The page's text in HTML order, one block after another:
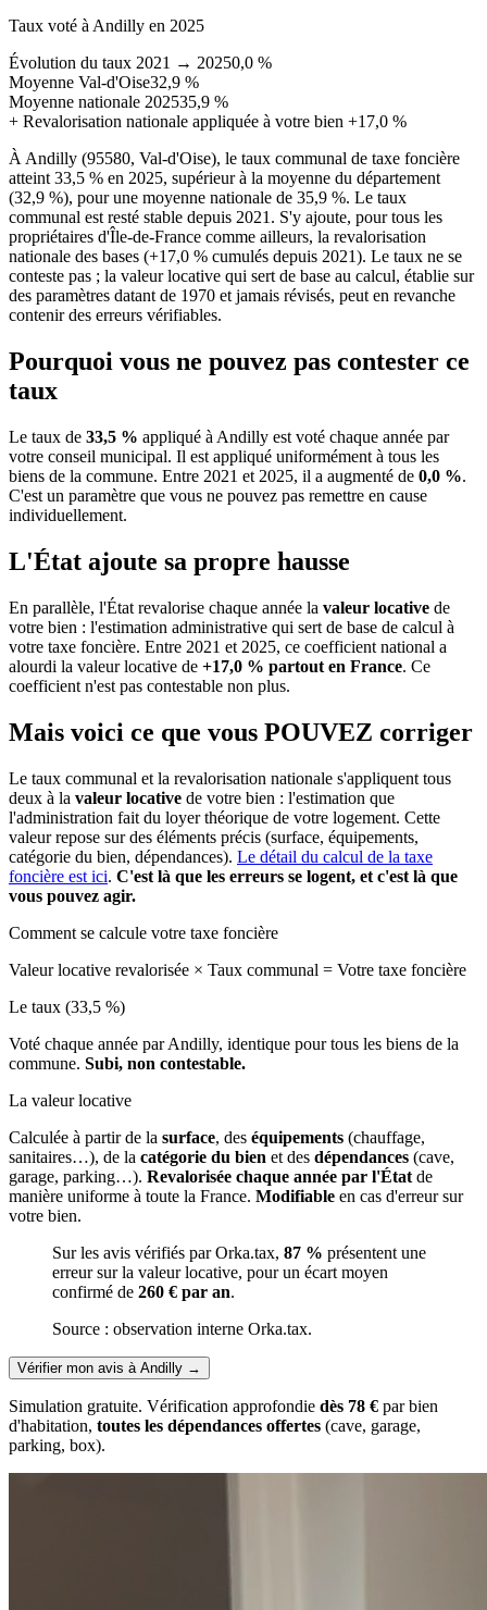
Taux voté à Andilly en 2025
Évolution du taux 2021 → 20250,0 %
Moyenne Val-d'Oise32,9 %
Moyenne nationale 202535,9 %
+ Revalorisation nationale appliquée à votre bien +17,0 %
À Andilly (95580, Val-d'Oise), le taux communal de taxe foncière
atteint 33,5 % en 2025, supérieur à la moyenne du département
(32,9 %), pour une moyenne nationale de 35,9 %. Le taux
communal est resté stable depuis 2021. S'y ajoute, pour tous les
propriétaires d'Île-de-France comme ailleurs, la revalorisation
nationale des bases (+17,0 % cumulés depuis 2021). Le taux ne se
conteste pas ; la valeur locative qui sert de base au calcul, établie sur
des paramètres datant de 1970 et jamais révisés, peut en revanche
contenir des erreurs vérifiables.
Pourquoi vous ne pouvez pas contester ce
taux
Le taux de 33,5 % appliqué à Andilly est voté chaque année par
votre conseil municipal. Il est appliqué uniformément à tous les
biens de la commune. Entre 2021 et 2025, il a augmenté de 0,0 %.
C'est un paramètre que vous ne pouvez pas remettre en cause
individuellement.
L'État ajoute sa propre hausse
En parallèle, l'État revalorise chaque année la valeur locative de
votre bien : l'estimation administrative qui sert de base de calcul à
votre taxe foncière. Entre 2021 et 2025, ce coefficient national a
alourdi la valeur locative de +17,0 % partout en France. Ce
coefficient n'est pas contestable non plus.
Mais voici ce que vous POUVEZ corriger
Le taux communal et la revalorisation nationale s'appliquent tous
deux à la valeur locative de votre bien : l'estimation que
l'administration fait du loyer théorique de votre logement. Cette
valeur repose sur des éléments précis (surface, équipements,
catégorie du bien, dépendances). Le détail du calcul de la taxe
foncière est ici. C'est là que les erreurs se logent, et c'est là que
vous pouvez agir.
Comment se calcule votre taxe foncière
Valeur locative revalorisée × Taux communal = Votre taxe foncière
Le taux (33,5 %)
Voté chaque année par Andilly, identique pour tous les biens de la
commune. Subi, non contestable.
La valeur locative
Calculée à partir de la surface, des équipements (chauffage,
sanitaires…), de la catégorie du bien et des dépendances (cave,
garage, parking…). Revalorisée chaque année par l'État de
manière uniforme à toute la France. Modifiable en cas d'erreur sur
votre bien.
Sur les avis vérifiés par Orka.tax, 87 % présentent une
erreur sur la valeur locative, pour un écart moyen
confirmé de 260 € par an.
Source : observation interne Orka.tax.
Vérifier mon avis à Andilly →
Simulation gratuite. Vérification approfondie dès 78 € par bien
d'habitation, toutes les dépendances offertes (cave, garage,
parking, box).